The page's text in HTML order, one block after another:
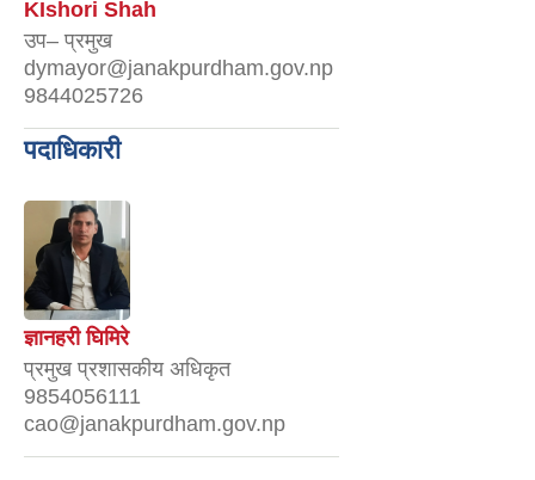
KIshori Shah
उप– प्रमुख
dymayor@janakpurdham.gov.np
9844025726
पदाधिकारी
ज्ञानहरी घिमिरे
प्रमुख प्रशासकीय अधिकृत
9854056111
cao@janakpurdham.gov.np